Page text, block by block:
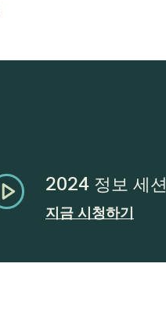
2024 정보 세션
지금 시청하기